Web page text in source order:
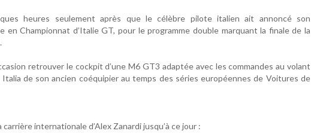
heures seulement après que le célèbre pilote italien ait annoncé son
en Championnat d’Italie GT, pour le programme double marquant la finale de la
retrouver le cockpit d’une M6 GT3 adaptée avec les commandes au volant
de son ancien coéquipier au temps des séries européennes de Voitures de
internationale d’Alex Zanardi jusqu’à ce jour :